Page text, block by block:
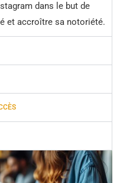
dans le but de
et accroître sa notoriété.